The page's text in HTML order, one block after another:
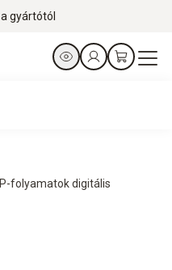
gyártótól
folyamatok digitális